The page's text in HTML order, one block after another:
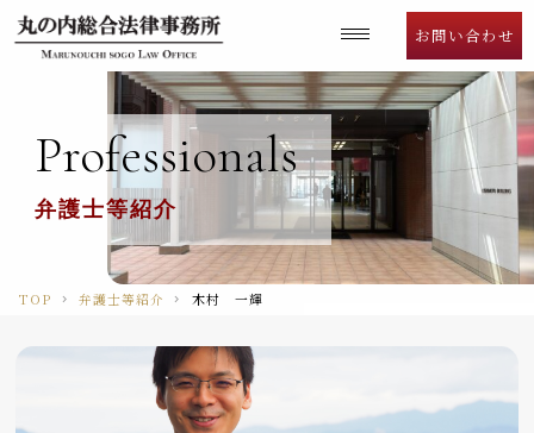
お問い合わせ
Language
Professionals
弁護士等紹介
TOP 弁護士等紹介 木村 一輝